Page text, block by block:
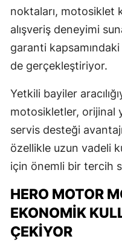
noktaları, motosiklet
alışveriş deneyimi
garanti
de gerçekleştiriyor.
Yetkili bayiler
motosikletler, orijinal
servis desteği
özellikle uzun vadeli
için önemli bir tercih
HERO MOTOR
EKONOMIK
ÇEKIYOR